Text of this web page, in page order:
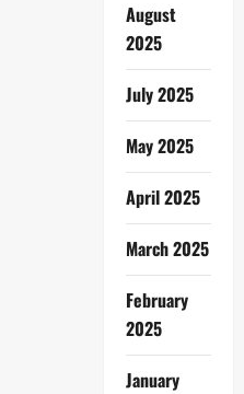
August
2025
July 2025
May 2025
April 2025
March 2025
February
2025
January